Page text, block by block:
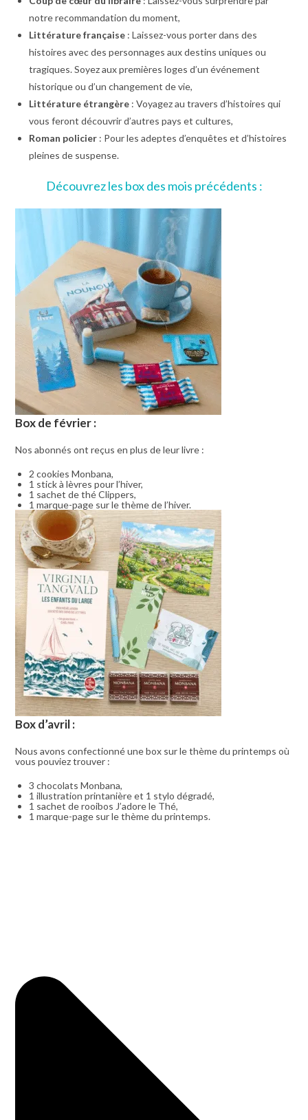
notre recommandation du moment,
Littérature française : Laissez-vous porter dans des
histoires avec des personnages aux destins uniques ou
tragiques. Soyez aux premières loges d’un événement
historique ou d’un changement de vie,
Littérature étrangère : Voyagez au travers d’histoires qui
vous feront découvrir d’autres pays et cultures,
Roman policier : Pour les adeptes d’enquêtes et d’histoires
pleines de suspense.
Découvrez les box des mois précédents :
Box de février :
Nos abonnés ont reçus en plus de leur livre :
2 cookies Monbana,
1 stick à lèvres pour l’hiver,
1 sachet de thé Clippers,
1 marque-page sur le thème de l’hiver.
Box d’avril :
Nous avons confectionné une box sur le thème du printemps où
vous pouviez trouver :
3 chocolats Monbana,
1 illustration printanière et 1 stylo dégradé,
1 sachet de rooibos J’adore le Thé,
1 marque-page sur le thème du printemps.